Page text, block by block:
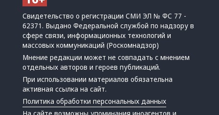
Свидетельство о регистрации СМИ ЭЛ № ФС 77 -
62371. Выдано Федеральной службой по надзору в
сфере связи, информационных технологий и
массовых коммуникаций (Роскомнадзор)
Мнение редакции может не совпадать с мнением
отдельных авторов и героев публикаций.
При использовании материалов обязательна
активная ссылка на сайт.
Политика обработки персональных данных